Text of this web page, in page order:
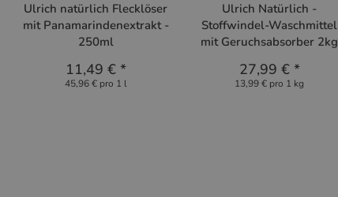
Ulrich natürlich Flecklöser
mit Panamarindenextrakt -
250ml
11,49 € *
45,96 € pro 1 l
Ulrich Natürlich -
Stoffwindel-Waschmittel
mit Geruchsabsorber 2kg
27,99 € *
13,99 € pro 1 kg